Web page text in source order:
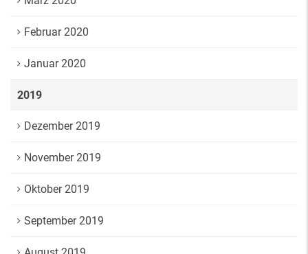
Februar 2020
Januar 2020
2019
Dezember 2019
November 2019
Oktober 2019
September 2019